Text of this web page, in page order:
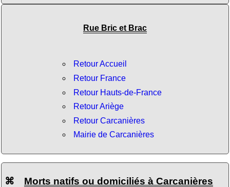
Rue Bric et Brac
Retour Accueil
Retour France
Retour Hauts-de-France
Retour Ariège
Retour Carcanières
Mairie de Carcanières
⌘ Morts natifs ou domiciliés à Carcanières